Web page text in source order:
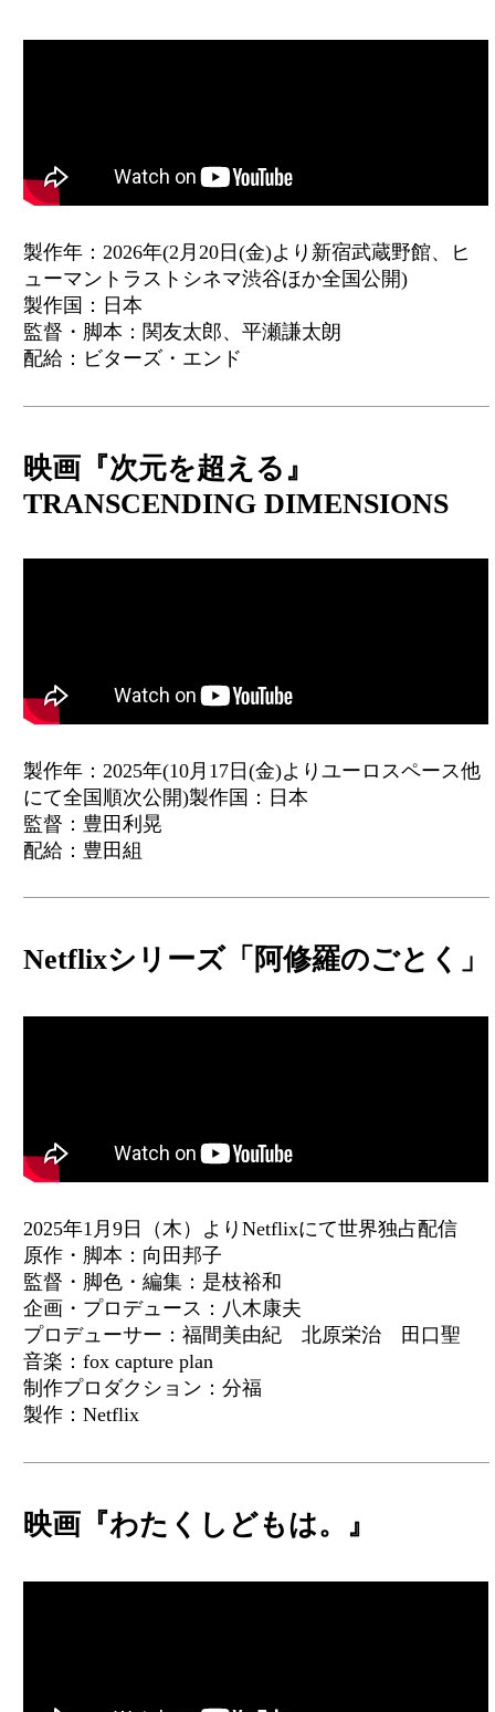
製作年：2026年(2月20日(金)より新宿武蔵野館、ヒ
ューマントラストシネマ渋谷ほか全国公開)
製作国：日本
監督・脚本：関友太郎、平瀬謙太朗
配給：ビターズ・エンド
映画『次元を超える』
TRANSCENDING DIMENSIONS
製作年：2025年(10月17日(金)よりユーロスペース他
にて全国順次公開)製作国：日本
監督：豊田利晃
配給：豊田組
Netflixシリーズ「阿修羅のごとく」
2025年1月9日（木）よりNetflixにて世界独占配信
原作・脚本：向田邦子
監督・脚色・編集：是枝裕和
企画・プロデュース：八木康夫
プロデューサー：福間美由紀 北原栄治 田口聖
音楽：fox capture plan
制作プロダクション：分福
製作：Netflix
映画『わたくしどもは。』